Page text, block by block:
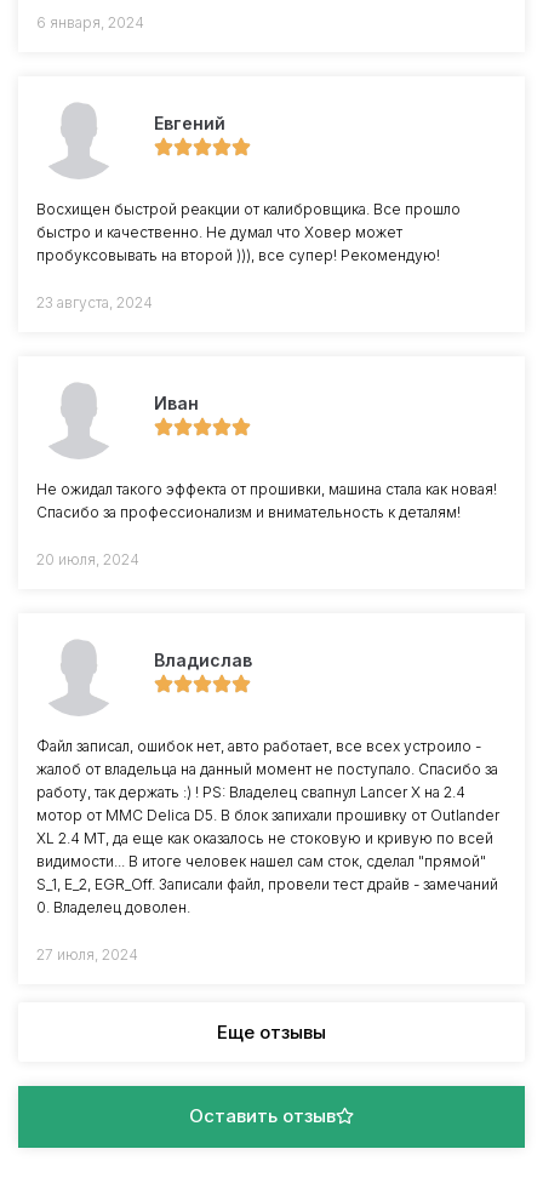
6 января, 2024
Евгений
Восхищен быстрой реакции от калибровщика. Все прошло
быстро и качественно. Не думал что Ховер может
пробуксовывать на второй ))), все супер! Рекомендую!
23 августа, 2024
Иван
Не ожидал такого эффекта от прошивки, машина стала как новая!
Спасибо за профессионализм и внимательность к деталям!
20 июля, 2024
Владислав
Файл записал, ошибок нет, авто работает, все всех устроило -
жалоб от владельца на данный момент не поступало. Спасибо за
работу, так держать :) ! PS: Владелец свапнул Lancer X на 2.4
мотор от MMC Delica D5. В блок запихали прошивку от Outlander
XL 2.4 MT, да еще как оказалось не стоковую и кривую по всей
видимости... В итоге человек нашел сам сток, сделал "прямой"
S_1, E_2, EGR_Off. Записали файл, провели тест драйв - замечаний
0. Владелец доволен.
27 июля, 2024
Еще отзывы
Оставить отзыв